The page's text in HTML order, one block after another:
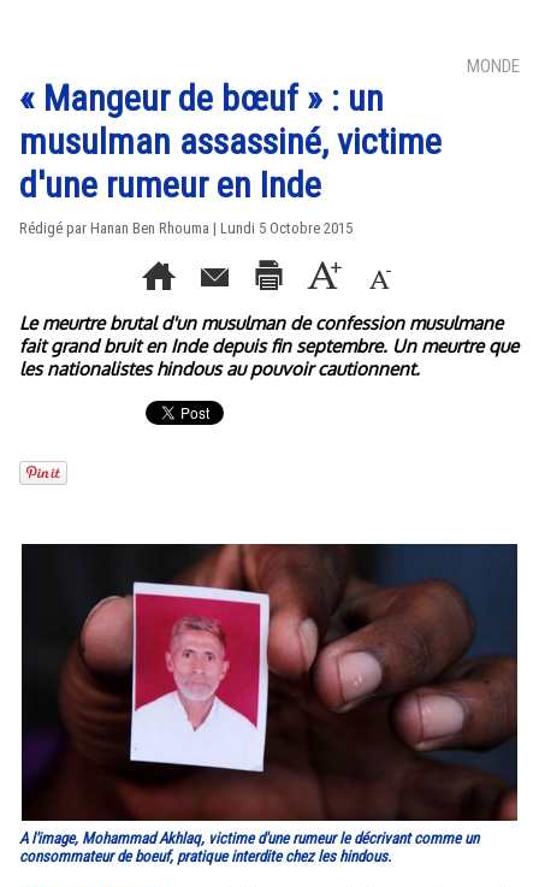
MONDE
« Mangeur de bœuf » : un
musulman assassiné, victime
d'une rumeur en Inde
Rédigé par Hanan Ben Rhouma | Lundi 5 Octobre 2015
Le meurtre brutal d'un musulman de confession musulmane
fait grand bruit en Inde depuis fin septembre. Un meurtre que
les nationalistes hindous au pouvoir cautionnent.
A l'image, Mohammad Akhlaq, victime d'une rumeur le décrivant comme un
consommateur de boeuf, pratique interdite chez les hindous.